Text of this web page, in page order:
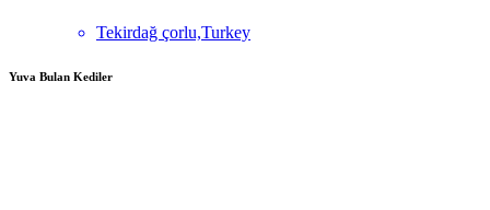
Tekirdağ çorlu,Turkey
Yuva Bulan Kediler